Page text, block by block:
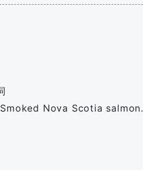
Nova Scotia salmon.